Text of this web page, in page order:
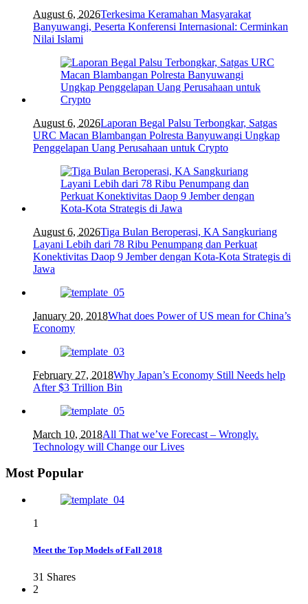
August 6, 2026Terkesima Keramahan Masyarakat
Banyuwangi, Peserta Konferensi Internasional: Cerminkan
Nilai Islami
August 6, 2026Laporan Begal Palsu Terbongkar, Satgas
URC Macan Blambangan Polresta Banyuwangi Ungkap
Penggelapan Uang Perusahaan untuk Crypto
August 6, 2026Tiga Bulan Beroperasi, KA Sangkuriang
Layani Lebih dari 78 Ribu Penumpang dan Perkuat
Konektivitas Daop 9 Jember dengan Kota-Kota Strategis di
Jawa
January 20, 2018What does Power of US mean for China’s
Economy
February 27, 2018Why Japan’s Economy Still Needs help
After $3 Trillion Bin
March 10, 2018All That we’ve Forecast – Wrongly.
Technology will Change our Lives
Most Popular
1
Meet the Top Models of Fall 2018
31 Shares
2